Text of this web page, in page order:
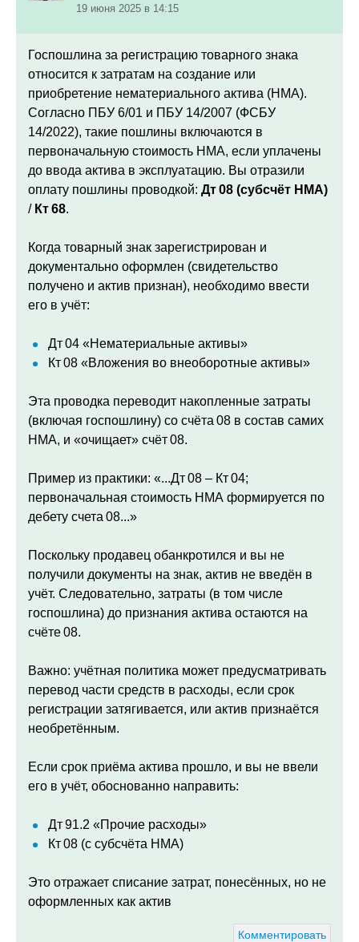
19 июня 2025 в 14:15
Госпошлина за регистрацию товарного знака
относится к затратам на создание или
приобретение нематериального актива (НМА).
Согласно ПБУ 6/01 и ПБУ 14/2007 (ФСБУ
14/2022), такие пошлины включаются в
первоначальную стоимость НМА, если уплачены
до ввода актива в эксплуатацию. Вы отразили
оплату пошлины проводкой: Дт 08 (субсчёт НМА)
/ Кт 68.
Когда товарный знак зарегистрирован и
документально оформлен (свидетельство
получено и актив признан), необходимо ввести
его в учёт:
Дт 04 «Нематериальные активы»
Кт 08 «Вложения во внеоборотные активы»
Эта проводка переводит накопленные затраты
(включая госпошлину) со счёта 08 в состав самих
НМА, и «очищает» счёт 08.
Пример из практики: «...Дт 08 – Кт 04;
первоначальная стоимость НМА формируется по
дебету счета 08...»
Поскольку продавец обанкротился и вы не
получили документы на знак, актив не введён в
учёт. Следовательно, затраты (в том числе
госпошлина) до признания актива остаются на
счёте 08.
Важно: учётная политика может предусматривать
перевод части средств в расходы, если срок
регистрации затягивается, или актив признаётся
необретённым.
Если срок приёма актива прошло, и вы не ввели
его в учёт, обоснованно направить:
Дт 91.2 «Прочие расходы»
Кт 08 (с субсчёта НМА)
Это отражает списание затрат, понесённых, но не
оформленных как актив
Комментировать